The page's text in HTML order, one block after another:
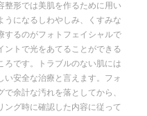
整形では美肌を作るために用い
うになるしわやしみ、くすみな
するのがフォトフェイシャルで
ントで光をあてることができる
ろです。トラブルのない肌には
安全な治療と言えます。フォ
余計な汚れを落としてから、
ング時に確認した内容に従って